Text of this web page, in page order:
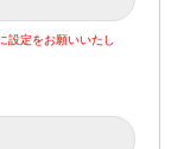
設定をお願いいたし